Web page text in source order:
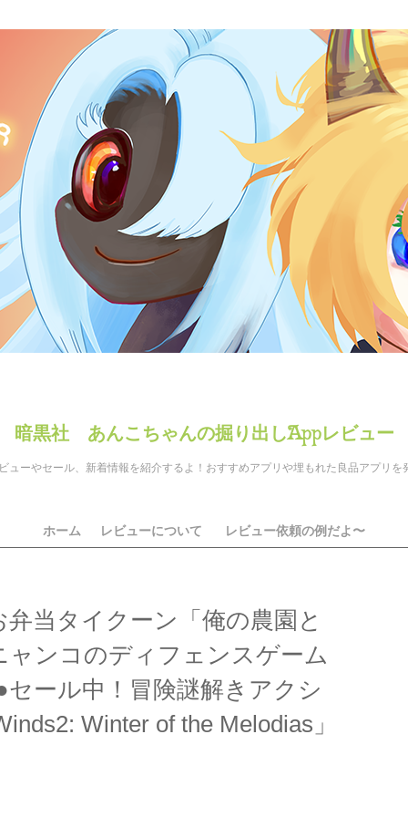
暗黒社 あんこちゃんの掘り出しAppレビュー
ューやセール、新着情報を紹介するよ！おすすめアプリや埋もれた良品アプリを
ホーム レビューについて レビュー依頼の例だよ〜
当タイクーン「俺の農園と
ャンコのディフェンスゲーム
セール中！冒険謎解きアクシ
Winter of the Melodias」